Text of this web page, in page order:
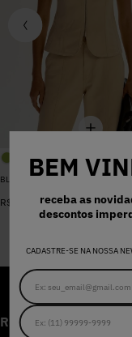
BEM
receba as
descontos
CADASTRE-SE NA NOSSA
BLUSA SARJA LARA PEROLA
R$ 00
RECEBA AS